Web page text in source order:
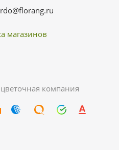
магазинов
компания